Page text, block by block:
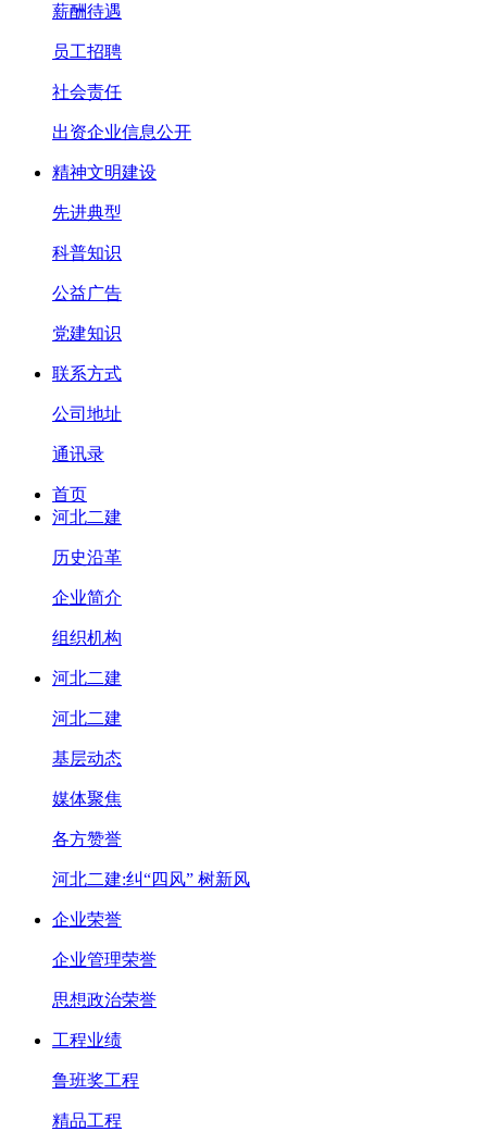
薪酬待遇
员工招聘
社会责任
出资企业信息公开
精神文明建设
先进典型
科普知识
公益广告
党建知识
联系方式
公司地址
通讯录
首页
河北二建
历史沿革
企业简介
组织机构
河北二建
河北二建
基层动态
媒体聚焦
各方赞誉
河北二建:纠“四风” 树新风
企业荣誉
企业管理荣誉
思想政治荣誉
工程业绩
鲁班奖工程
精品工程